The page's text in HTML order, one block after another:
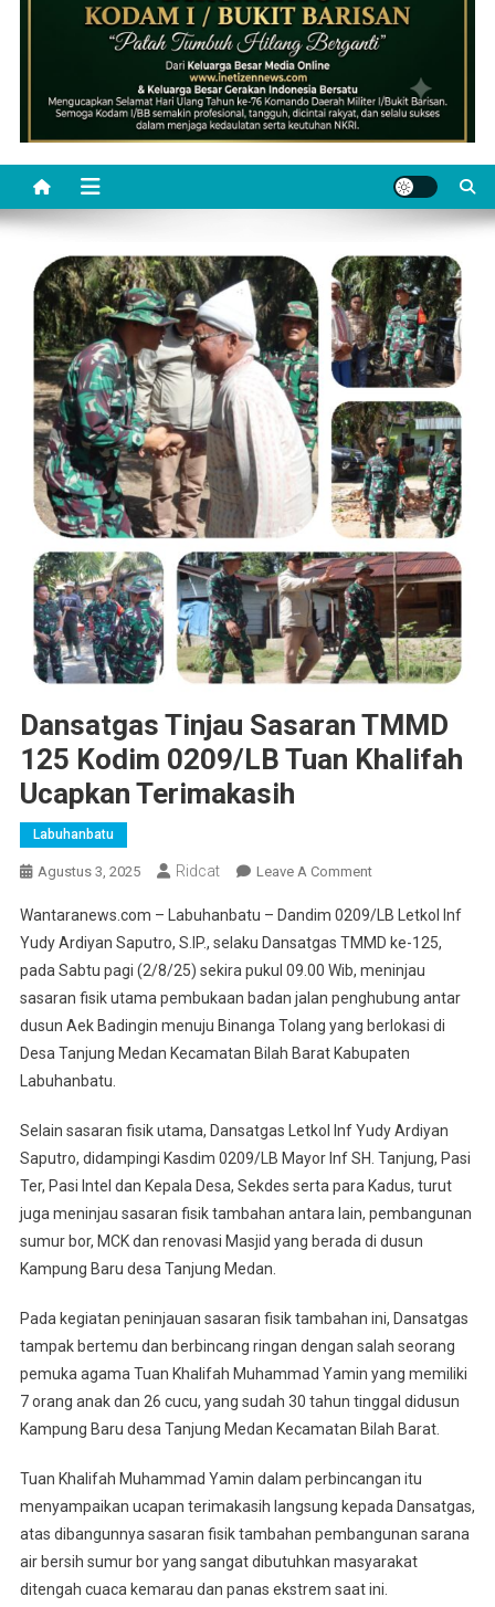
Dansatgas Tinjau Sasaran TMMD
125 Kodim 0209/LB Tuan Khalifah
Ucapkan Terimakasih
Labuhanbatu
Agustus 3, 2025 Ridcat Leave A CommentOn
Tinjau
Sasaran
TMMD
125
Kodim
0209/LB
Ucapkan
Terimakasih
Wantaranews.com – Labuhanbatu – Dandim 0209/LB Letkol Inf
Yudy Ardiyan Saputro, S.IP., selaku Dansatgas TMMD ke-125,
pada Sabtu pagi (2/8/25) sekira pukul 09.00 Wib, meninjau
sasaran fisik utama pembukaan badan jalan penghubung antar
dusun Aek Badingin menuju Binanga Tolang yang berlokasi di
Desa Tanjung Medan Kecamatan Bilah Barat Kabupaten
Labuhanbatu.
Selain sasaran fisik utama, Dansatgas Letkol Inf Yudy Ardiyan
Saputro, didampingi Kasdim 0209/LB Mayor Inf SH. Tanjung, Pasi
Ter, Pasi Intel dan Kepala Desa, Sekdes serta para Kadus, turut
juga meninjau sasaran fisik tambahan antara lain, pembangunan
sumur bor, MCK dan renovasi Masjid yang berada di dusun
Kampung Baru desa Tanjung Medan.
Pada kegiatan peninjauan sasaran fisik tambahan ini, Dansatgas
tampak bertemu dan berbincang ringan dengan salah seorang
pemuka agama Tuan Khalifah Muhammad Yamin yang memiliki
7 orang anak dan 26 cucu, yang sudah 30 tahun tinggal didusun
Kampung Baru desa Tanjung Medan Kecamatan Bilah Barat.
Tuan Khalifah Muhammad Yamin dalam perbincangan itu
menyampaikan ucapan terimakasih langsung kepada Dansatgas,
atas dibangunnya sasaran fisik tambahan pembangunan sarana
air bersih sumur bor yang sangat dibutuhkan masyarakat
ditengah cuaca kemarau dan panas ekstrem saat ini.